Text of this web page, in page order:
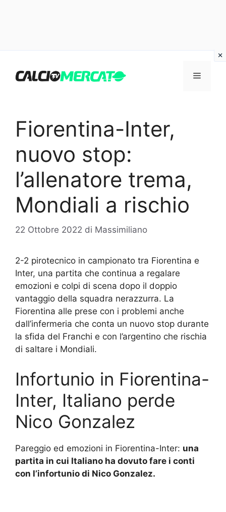
contenuto
Menu
Fiorentina-Inter,
nuovo stop:
l’allenatore trema,
Mondiali a rischio
22 Ottobre 2022 di Massimiliano
2-2 pirotecnico in campionato tra Fiorentina e
Inter, una partita che continua a regalare
emozioni e colpi di scena dopo il doppio
vantaggio della squadra nerazzurra. La
Fiorentina alle prese con i problemi anche
dall’infermeria che conta un nuovo stop durante
la sfida del Franchi e con l’argentino che rischia
di saltare i Mondiali.
Infortunio in Fiorentina-
Inter, Italiano perde
Nico Gonzalez
Pareggio ed emozioni in Fiorentina-Inter: una
partita in cui Italiano ha dovuto fare i conti
con l’infortunio di Nico Gonzalez.